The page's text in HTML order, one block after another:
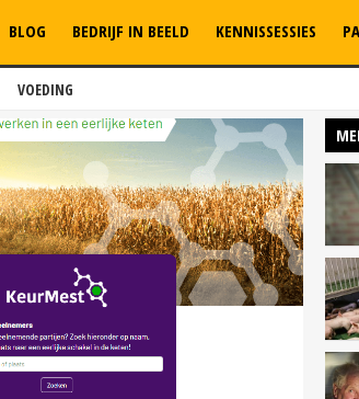
VOEDING
BLOG BEDRIJF IN BEELD KENNISSESSIES